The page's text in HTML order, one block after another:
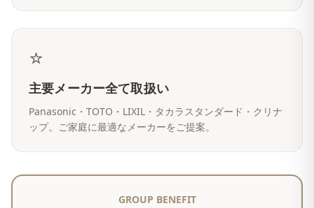
⭐
主要メーカー全て取扱い
Panasonic・TOTO・LIXIL・タカラスタンダード・クリナ
ップ。ご家庭に最適なメーカーをご提案。
GROUP BENEFIT